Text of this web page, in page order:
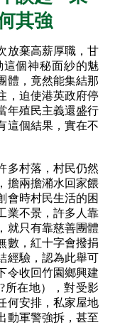
其強
放棄高薪厚職，甘
個神秘面紗的魅
體，竟然能集結那
，迫使港英政府停
年殖民主義還盛行
這個結果，實在不
多村落，村民仍然
擔兩擔潲水回家餵
會時村民生活的困
業不景，許多人靠
就只有靠慈善團體
數，紅十字會撥捐
經驗，認為此舉可
令收回竹園鄉興建
所在地），對受影
何安排，私家屋地
動軍警強拆，甚至